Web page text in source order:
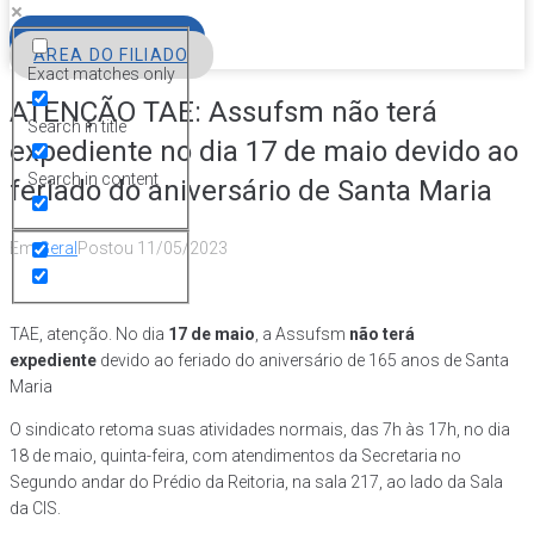
Exact matches only
Search in title
Search in content
ÁREA DO FILIADO
ATENÇÃO TAE: Assufsm não terá
expediente no dia 17 de maio devido ao
feriado do aniversário de Santa Maria
EmGeral Postou 11/05/2023
TAE, atenção. No dia 17 de maio , a Assufsm não terá
expediente devido ao feriado do aniversário de 165 anos de Santa
Maria
O sindicato retoma suas atividades normais, das 7h às 17h, no dia
18 de maio, quinta-feira, com atendimentos da Secretaria no
Segundo andar do Prédio da Reitoria, na sala 217, ao lado da Sala
da CIS.